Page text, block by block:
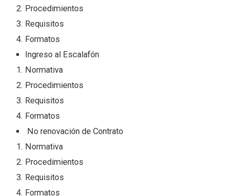
Procedimientos
Requisitos
Formatos
Ingreso al Escalafón
Normativa
Procedimientos
Requisitos
Formatos
No renovación de Contrato
Normativa
Procedimientos
Requisitos
Formatos